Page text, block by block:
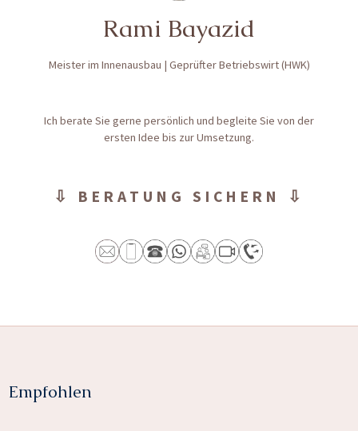
Rami Bayazid
Meister im Innenausbau | Geprüfter Betriebswirt (HWK)
Ich berate Sie gerne persönlich und begleite Sie von der
ersten Idee bis zur Umsetzung.
⇩ BERATUNG SICHERN ⇩
Empfohlen